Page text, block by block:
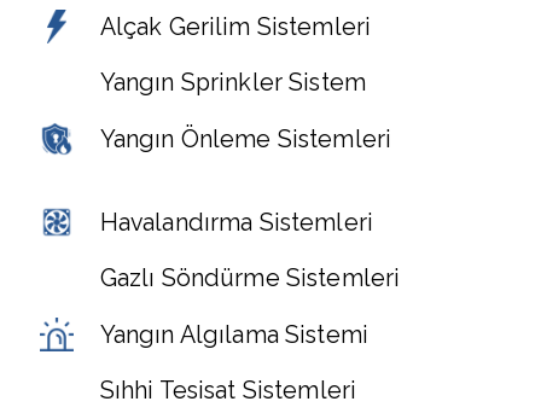
Alçak Gerilim Sistemleri
Yangın Sprinkler Sistem
Yangın Önleme Sistemleri
Havalandırma Sistemleri
Gazlı Söndürme Sistemleri
Yangın Algılama Sistemi
Sıhhi Tesisat Sistemleri